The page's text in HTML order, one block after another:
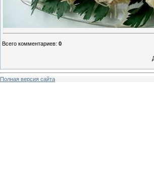
Всего комментариев: 0
Полная версия сайта